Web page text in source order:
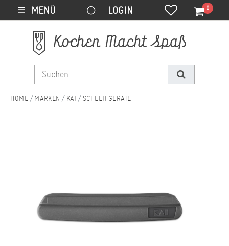
☰ MENÜ 0
MARKEN KAI SCHLEIFGERÄTE